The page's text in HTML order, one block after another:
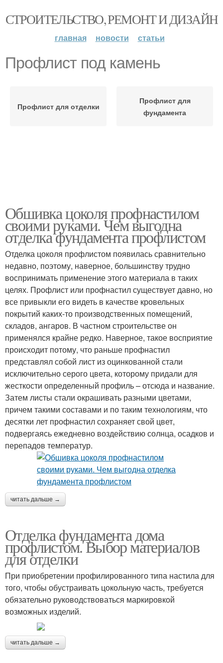
СТРОИТЕЛЬСТВО, РЕМОНТ И ДИЗАЙН
главная новости статьи
Профлист под камень
Профлист для отделки
Профлист для
фундамента
Обшивка цоколя профнастилом
своими руками. Чем выгодна
отделка фундамента профлистом
Отделка цоколя профлистом появилась сравнительно
недавно, поэтому, наверное, большинству трудно
воспринимать применение этого материала в таких
целях. Профлист или профнастил существует давно, но
все привыкли его видеть в качестве кровельных
покрытий каких-то производственных помещений,
складов, ангаров. В частном строительстве он
применялся крайне редко. Наверное, такое восприятие
происходит потому, что раньше профнастил
представлял собой лист из оцинкованной стали
исключительно серого цвета, которому придали для
жесткости определенный профиль – отсюда и название.
Затем листы стали окрашивать разными цветами,
причем такими составами и по таким технологиям, что
десятки лет профнастил сохраняет свой цвет,
подвергаясь ежедневно воздействию солнца, осадков и
перепадов температур.
читать дальше →
Отделка фундамента дома
профлистом. Выбор материалов
для отделки
При приобретении профилированного типа настила для
того, чтобы обустраивать цокольную часть, требуется
обязательно руководствоваться маркировкой
возможных изделий.
читать дальше →